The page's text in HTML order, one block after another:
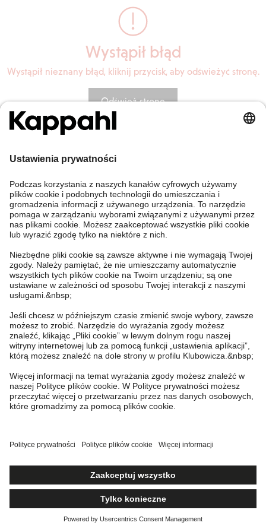
Wystąpił błąd
Wystąpił nieznany błąd, kliknij przycisk, aby odświeżyć stronę.
Odśwież stronę